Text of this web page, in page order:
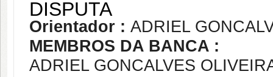
DISPUTA
Orientador : ADRIEL
MEMBROS DA BANCA :
ADRIEL GONCALVES